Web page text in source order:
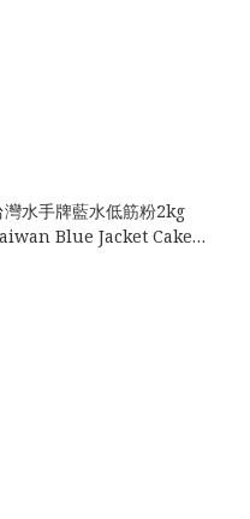
灣水手牌藍水低筋粉2kg
Blue Jacket Cake